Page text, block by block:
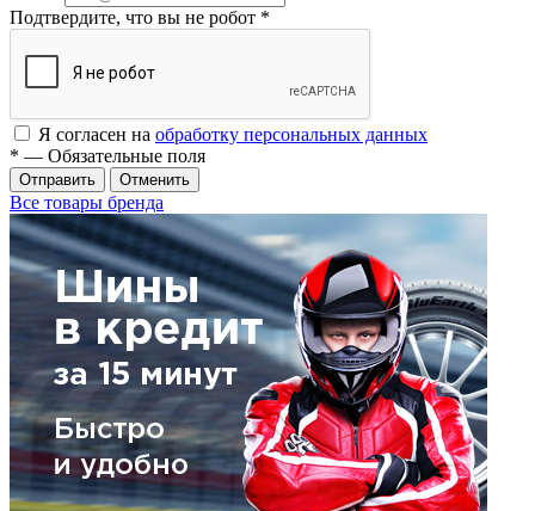
Подтвердите, что вы не робот *
Я согласен на обработку персональных данных
* — Обязательные поля
Отменить
Все товары бренда